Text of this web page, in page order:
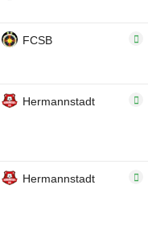
FCSB
Hermannstadt
Hermannstadt